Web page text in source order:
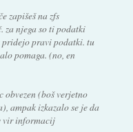
zapišeš na zfs
za njega so ti podatki
pridejo pravi podatki. tu
pomaga. (no, en
(boš verjetno
ampak izkazalo se je da
vir informacij